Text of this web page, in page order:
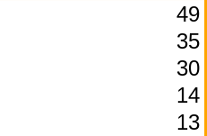
49
35
30
14
13